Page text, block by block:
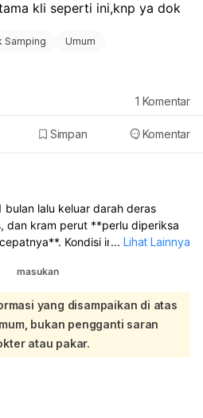
kli seperti ini,knp ya dok
Samping
Umum
Simpan Komentar
1 Komentar
bulan lalu keluar darah deras
dan kram perut **perlu diperiksa
Kondisi ini bisa
seperti haid, keguguran sangat
pada rahim/kehamilan**. Karena
belum bisa dipastikan, tetapi
bila keluhan berlanjut atau
banyak, misalnya1 pembalut
... Lihat Lainnya
masukan
yang disampaikan di atas
bukan pengganti saran
atau pakar.